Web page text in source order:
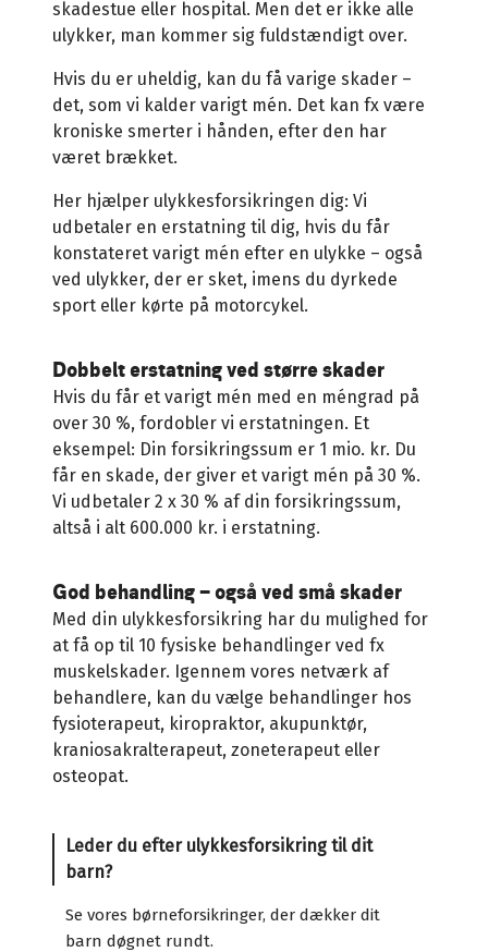
skadestue eller hospital. Men det er ikke alle
ulykker, man kommer sig fuldstændigt over.
Hvis du er uheldig, kan du få varige skader –
det, som vi kalder varigt mén. Det kan fx være
kroniske smerter i hånden, efter den har
været brækket.
Her hjælper ulykkesforsikringen dig: Vi
udbetaler en erstatning til dig, hvis du får
konstateret varigt mén efter en ulykke – også
ved ulykker, der er sket, imens du dyrkede
sport eller kørte på motorcykel.
Dobbelt erstatning ved større skader
Hvis du får et varigt mén med en méngrad på
over 30 %, fordobler vi erstatningen. Et
eksempel: Din forsikringssum er 1 mio. kr. Du
får en skade, der giver et varigt mén på 30 %.
Vi udbetaler 2 x 30 % af din forsikringssum,
altså i alt 600.000 kr. i erstatning.
God behandling – også ved små skader
Med din ulykkesforsikring har du mulighed for
at få op til 10 fysiske behandlinger ved fx
muskelskader. Igennem vores netværk af
behandlere, kan du vælge behandlinger hos
fysioterapeut, kiropraktor, akupunktør,
kraniosakralterapeut, zoneterapeut eller
osteopat.
Leder du efter ulykkesforsikring til dit
barn?
Se vores børneforsikringer, der dækker dit
barn døgnet rundt.